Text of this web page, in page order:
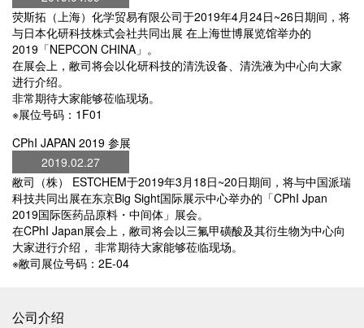
荧斯拓（上海）化学贸易有限公司于2019年4月24日~26日期间，将
与日本化研科技株式会社共同出展 在上海世博展览馆举办的
2019「NEPCON CHINA」。
在展会上，敝司将会以化研科技的清洗设备、清洗液为中心向大家
进行介绍。
非常期待大家能够莅临现场。
※展位号码：1F01
CPhI JAPAN 2019 参展
2019.02.27
敝司（株） ESTCHEM于2019年3月18日~20日期间，将与中国派瑞
科技共同出展在东京Big Sight国际展示中心举办的「CPhI Jpan
2019国际医药品原料・中间体」展会。
在CPhI Japan展会上，敝司将会以三氟甲磺酸及其衍生物为中心向
大家进行介绍， 非常期待大家能够莅临现场。
※敝司展位号码：2E-04
公司介绍